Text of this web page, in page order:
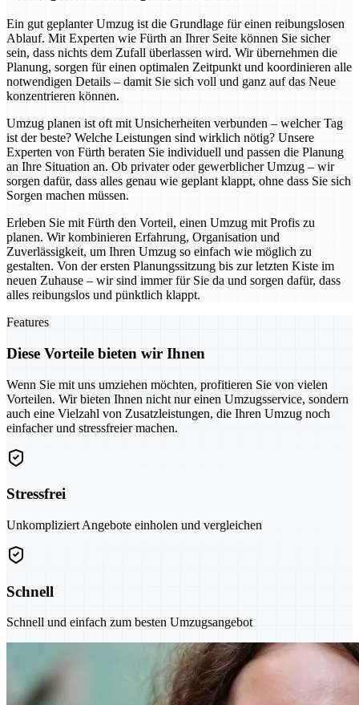
Ein gut geplanter Umzug ist die Grundlage für einen reibungslosen
Ablauf. Mit Experten wie Fürth an Ihrer Seite können Sie sicher
sein, dass nichts dem Zufall überlassen wird. Wir übernehmen die
Planung, sorgen für einen optimalen Zeitpunkt und koordinieren alle
notwendigen Details – damit Sie sich voll und ganz auf das Neue
konzentrieren können.
Umzug planen ist oft mit Unsicherheiten verbunden – welcher Tag
ist der beste? Welche Leistungen sind wirklich nötig? Unsere
Experten von Fürth beraten Sie individuell und passen die Planung
an Ihre Situation an. Ob privater oder gewerblicher Umzug – wir
sorgen dafür, dass alles genau wie geplant klappt, ohne dass Sie sich
Sorgen machen müssen.
Erleben Sie mit Fürth den Vorteil, einen Umzug mit Profis zu
planen. Wir kombinieren Erfahrung, Organisation und
Zuverlässigkeit, um Ihren Umzug so einfach wie möglich zu
gestalten. Von der ersten Planungssitzung bis zur letzten Kiste im
neuen Zuhause – wir sind immer für Sie da und sorgen dafür, dass
alles reibungslos und pünktlich klappt.
Features
Diese Vorteile bieten wir Ihnen
Wenn Sie mit uns umziehen möchten, profitieren Sie von vielen
Vorteilen. Wir bieten Ihnen nicht nur einen Umzugsservice, sondern
auch eine Vielzahl von Zusatzleistungen, die Ihren Umzug noch
einfacher und stressfreier machen.
Stressfrei
Unkompliziert Angebote einholen und vergleichen
Schnell
Schnell und einfach zum besten Umzugsangebot